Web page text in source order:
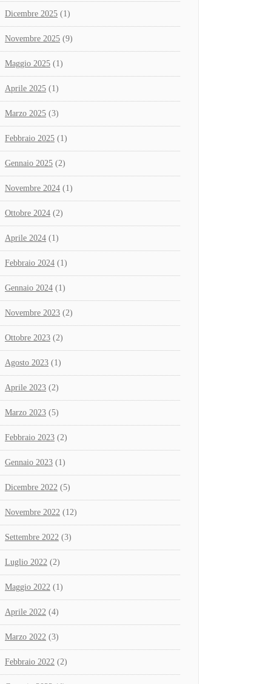
Dicembre 2025 (1)
Novembre 2025 (9)
Maggio 2025 (1)
Aprile 2025 (1)
Marzo 2025 (3)
Febbraio 2025 (1)
Gennaio 2025 (2)
Novembre 2024 (1)
Ottobre 2024 (2)
Aprile 2024 (1)
Febbraio 2024 (1)
Gennaio 2024 (1)
Novembre 2023 (2)
Ottobre 2023 (2)
Agosto 2023 (1)
Aprile 2023 (2)
Marzo 2023 (5)
Febbraio 2023 (2)
Gennaio 2023 (1)
Dicembre 2022 (5)
Novembre 2022 (12)
Settembre 2022 (3)
Luglio 2022 (2)
Maggio 2022 (1)
Aprile 2022 (4)
Marzo 2022 (3)
Febbraio 2022 (2)